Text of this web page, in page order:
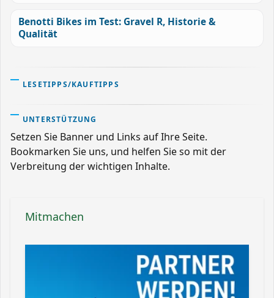
Benotti Bikes im Test: Gravel R, Historie &
Qualität
LESETIPPS/KAUFTIPPS
UNTERSTÜTZUNG
Setzen Sie Banner und Links auf Ihre Seite.
Bookmarken Sie uns, und helfen Sie so mit der
Verbreitung der wichtigen Inhalte.
Mitmachen